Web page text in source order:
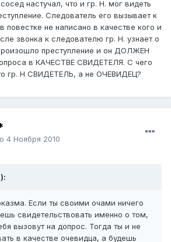
настучал, что и гр. Н. мог видеть
Следователь его вызывает к
повестке не написано в качестве кого и
звонка к следователю гр. Н. узнает о
преступление и он ДОЛЖЕН
в КАЧЕСТВЕ СВИДЕТЕЛЯ. С чего
гр. Н СВИДЕТЕЛЬ, а не ОЧЕВИДЕЦ?
4 Ноября 2010
Если ты своими очами ничего
свидетельствовать именно о том,
вызовут на допрос. Тогда ты и не
в качестве очевидца, а будешь